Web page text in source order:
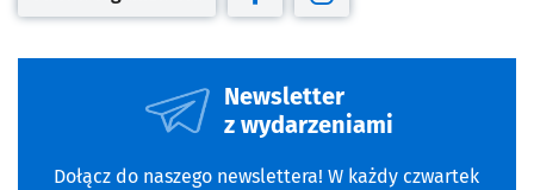
Otwiera się w nowej karcieOtwiera się w nowej karcie
Otwiera się w nowej
Newsletter
z wydarzeniami
Dołącz do naszego newslettera! W każdy czwartek